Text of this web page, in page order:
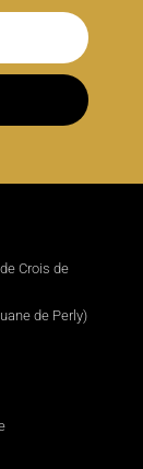
Crois de
de Perly)